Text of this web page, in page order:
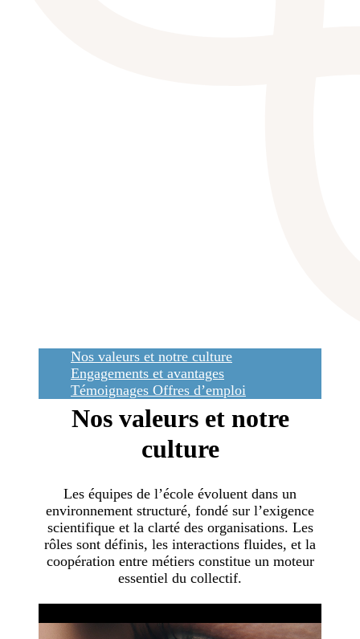
Nos valeurs et notre culture
Engagements et avantages
Témoignages Offres d’emploi
Nos valeurs et notre
culture
Les équipes de l’école évoluent dans un
environnement structuré, fondé sur l’exigence
scientifique et la clarté des organisations. Les
rôles sont définis, les interactions fluides, et la
coopération entre métiers constitue un moteur
essentiel du collectif.